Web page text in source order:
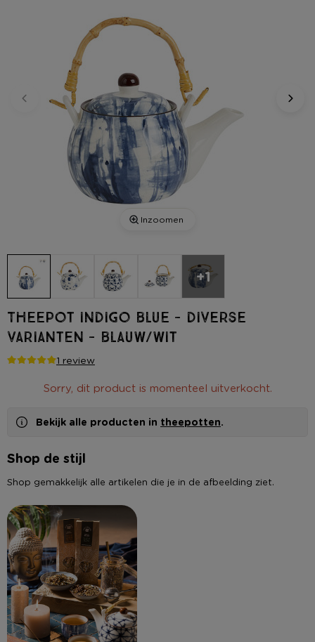
Inzoomen
+1
Theepot indigo blue - diverse
varianten - blauw/wit
1 review
Sorry, dit product is momenteel uitverkocht.
Bekijk alle producten in theepotten.
Shop de stijl
Shop gemakkelijk alle artikelen die je in de afbeelding ziet.